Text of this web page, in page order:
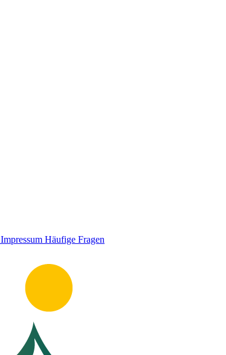
Impressum Häufige Fragen